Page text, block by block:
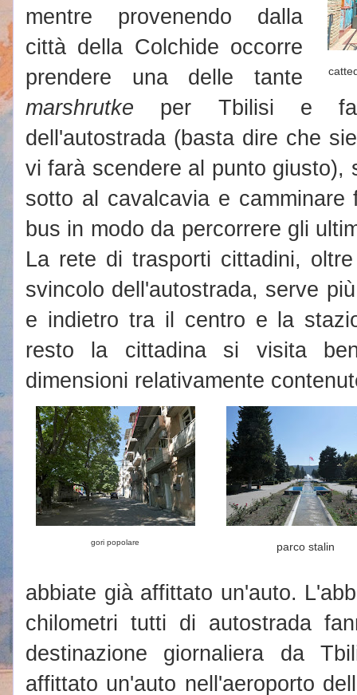
mentre provenendo dalla
città della Colchide occorre
prendere una delle tante
marshrutke per Tbilisi e
dell'autostrada (basta dire che
vi farà scendere al punto giusto),
sotto al cavalcavia e
bus in modo da percorrere gli
La rete di trasporti cittadini,
svincolo dell'autostrada, serve
e indietro tra il centro e la
resto la cittadina si visita
dimensioni relativamente
gori popolare parco stalin
abbiate già affittato un'auto.
chilometri tutti di autostrada
destinazione giornaliera da
affittato un'auto nell'aeroporto